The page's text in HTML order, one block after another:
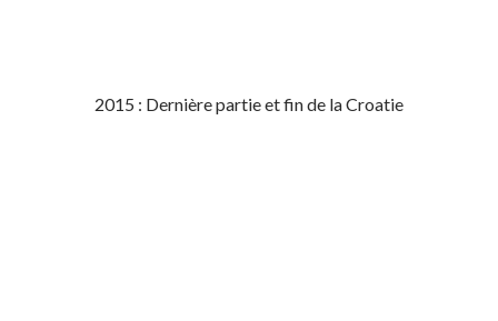
2015 : Dernière partie et fin de la Croatie